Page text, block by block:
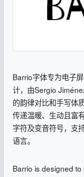
Barrio字体专为电子
计，由Sergio
的韵律对比和手写体
传递温暖、生动且富
字符及变音符号，支
语言。
Barrio is designed